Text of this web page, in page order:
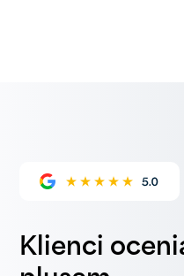
Klienci